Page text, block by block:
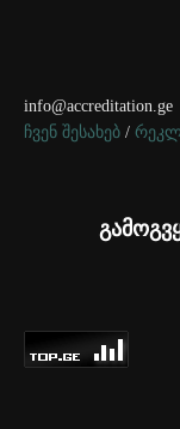
info@accreditation.ge
ჩვენ შესახებ /